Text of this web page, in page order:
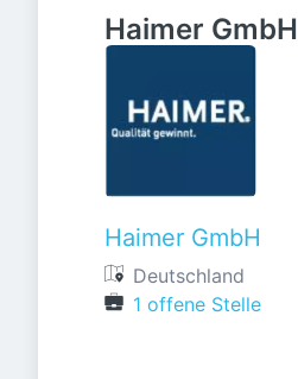
Haimer GmbH
Haimer GmbH
Deutschland
1 offene Stelle